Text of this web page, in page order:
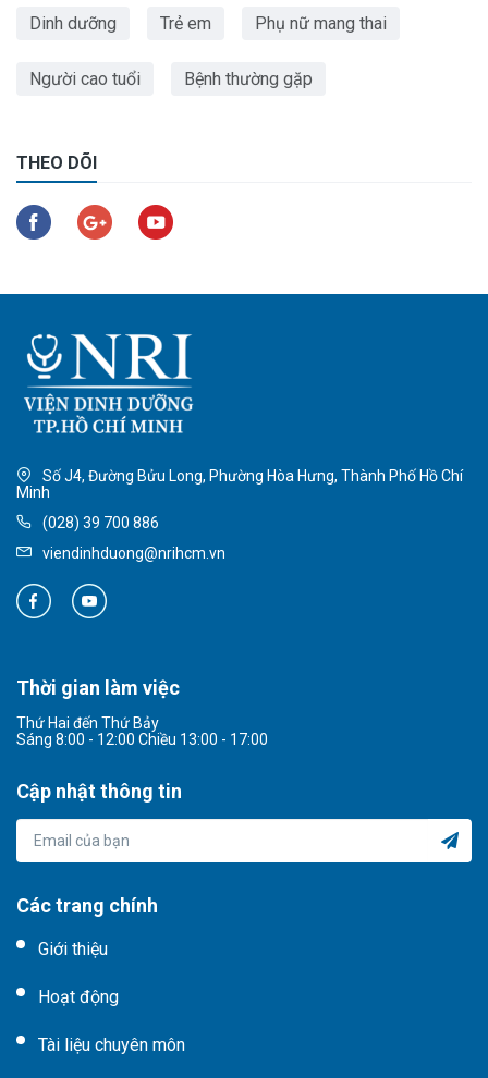
Dinh dưỡng Trẻ em Phụ nữ mang thai
Người cao tuổi Bệnh thường gặp
THEO DÕI
Số J4, Đường Bửu Long, Phường Hòa Hưng, Thành Phố Hồ Chí
Minh
(028) 39 700 886
viendinhduong@nrihcm.vn
Thời gian làm việc
Thứ Hai đến Thứ Bảy
Sáng 8:00 - 12:00 Chiều 13:00 - 17:00
Cập nhật thông tin
Các trang chính
Giới thiệu
Hoạt động
Tài liệu chuyên môn